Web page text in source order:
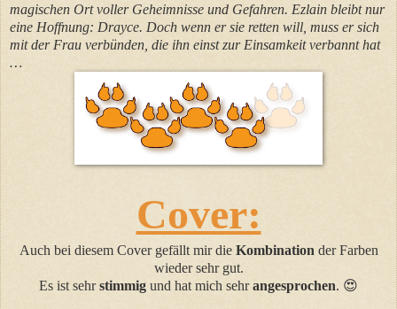
magischen Ort voller Geheimnisse und Gefahren. Ezlain bleibt nur
eine Hoffnung: Drayce. Doch wenn er sie retten will, muss er sich
mit der Frau verbünden, die ihn einst zur Einsamkeit verbannt hat
…
Cover:
Auch bei diesem Cover gefällt mir die Kombination der Farben
wieder sehr gut.
Es ist sehrstimmig und hat mich sehrangesprochen. 😍